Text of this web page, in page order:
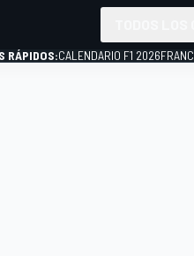
RÁPIDOS:CALENDARIO F1 2026